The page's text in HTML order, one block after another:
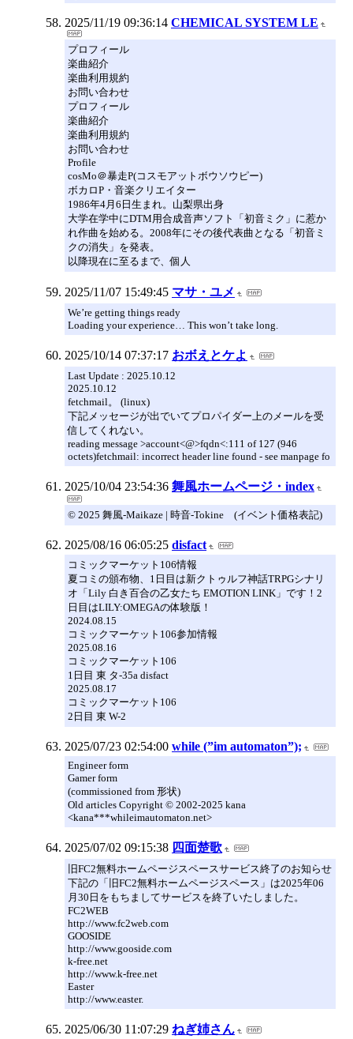
2025/11/19 09:36:14 CHEMICAL SYSTEM LE
プロフィール
楽曲紹介
楽曲利用規約
お問い合わせ
プロフィール
楽曲紹介
楽曲利用規約
お問い合わせ
Profile
cosMo＠暴走P(コスモアットボウソウピー)
ボカロP・音楽クリエイター
1986年4月6日生まれ。山梨県出身
大学在学中にDTM用合成音声ソフト「初音ミク」に惹か
れ作曲を始める。2008年にその後代表曲となる「初音ミ
クの消失」を発表。
以降現在に至るまで、個人
2025/11/07 15:49:45 マサ・ユメ
We’re getting things ready
Loading your experience… This won’t take long.
2025/10/14 07:37:17 おボえとケよ
Last Update : 2025.10.12
2025.10.12
fetchmail。 (linux)
下記メッセージが出でいてプロパイダー上のメールを受
信してくれない。
reading message >account<@>fqdn<:111 of 127 (946
octets)fetchmail: incorrect header line found - see manpage fo
2025/10/04 23:54:36 舞風ホームページ・index
© 2025 舞風-Maikaze | 時音-Tokine (イベント価格表記)
2025/08/16 06:05:25 disfact
コミックマーケット106情報
夏コミの頒布物、1日目は新クトゥルフ神話TRPGシナリ
オ「Lily 白き百合の乙女たち EMOTION LINK」です！2
日目はLILY:OMEGAの体験版！
2024.08.15
コミックマーケット106参加情報
2025.08.16
コミックマーケット106
1日目 東 タ-35a disfact
2025.08.17
コミックマーケット106
2日目 東 W-2
2025/07/23 02:54:00 while (”im automaton”);
Engineer form
Gamer form
(commissioned from 形状)
Old articles Copyright © 2002-2025 kana
<kana***whileimautomaton.net>
2025/07/02 09:15:38 四面楚歌
旧FC2無料ホームページスペースサービス終了のお知らせ
下記の「旧FC2無料ホームページスペース」は2025年06
月30日をもちましてサービスを終了いたしました。
FC2WEB
http://www.fc2web.com
GOOSIDE
http://www.gooside.com
k-free.net
http://www.k-free.net
Easter
http://www.easter.
2025/06/30 11:07:29 ねぎ姉さん